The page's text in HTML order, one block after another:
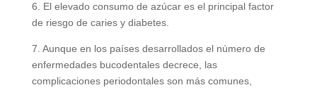
6. El elevado consumo de azúcar es el principal factor
de riesgo de caries y diabetes.
7. Aunque en los países desarrollados el número de
enfermedades bucodentales decrece, las
complicaciones periodontales son más comunes,